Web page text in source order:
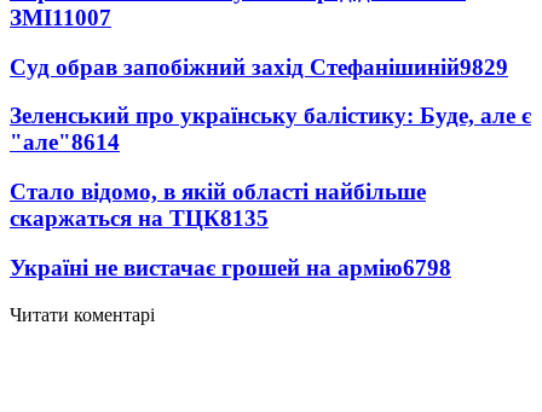
ЗМІ11007
Суд обрав запобіжний захід Стефанішиній9829
Зеленський про українську балістику: Буде, але є
"але"8614
Стало відомо, в якій області найбільше
скаржаться на ТЦК8135
Україні не вистачає грошей на армію6798
Читати коментарі